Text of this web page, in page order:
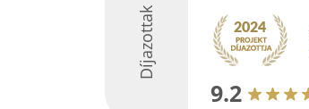
Díjazottak
9.2